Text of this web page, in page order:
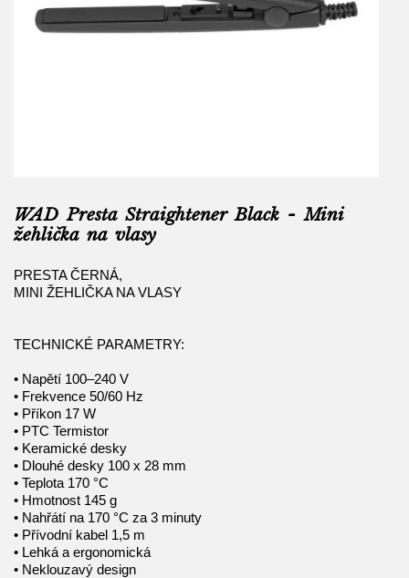
WAD Presta Straightener Black - Mini
žehlička na vlasy
PRESTA ČERNÁ,
MINI ŽEHLIČKA NA VLASY
TECHNICKÉ PARAMETRY:
• Napětí 100–240 V
• Frekvence 50/60 Hz
• Příkon 17 W
• PTC Termistor
• Keramické desky
• Dlouhé desky 100 x 28 mm
• Teplota 170 °C
• Hmotnost 145 g
• Nahřátí na 170 °C za 3 minuty
• Přívodní kabel 1,5 m
• Lehká a ergonomická
• Neklouzavý design